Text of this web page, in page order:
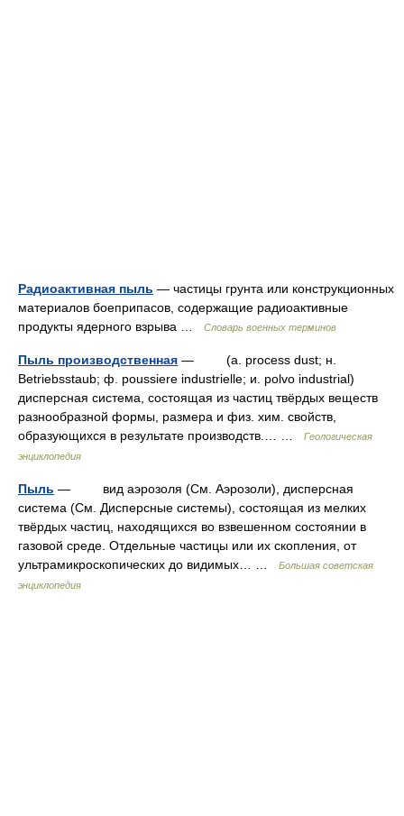
Радиоактивная пыль — частицы грунта или конструкционных
материалов боеприпасов, содержащие радиоактивные
продукты ядерного взрыва …
Словарь военных терминов
Пыль производственная — (a. process dust; н.
Betriebsstaub; ф. poussiere industrielle; и. polvo industrial)
дисперсная система, состоящая из частиц твёрдых веществ
разнообразной формы, размера и физ. хим. свойств,
образующихся в результате производств.… …
Геологическая
энциклопедия
Пыль — вид аэрозоля (См. Аэрозоли), дисперсная
система (См. Дисперсные системы), состоящая из мелких
твёрдых частиц, находящихся во взвешенном состоянии в
газовой среде. Отдельные частицы или их скопления, от
ультрамикроскопических до видимых… …
Большая советская
энциклопедия